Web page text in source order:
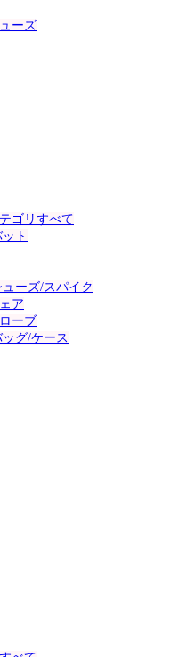
ーズ
ゴリすべて
ト
ーズ/スパイク
ア
ーブ
グ/ケース